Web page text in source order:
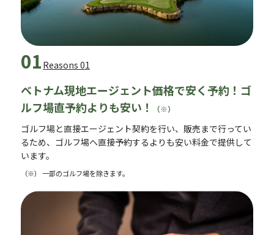
01 Reasons 01
ベトナム現地エージェント価格で安く予約！ゴ
ルフ場直予約よりも安い！
（※）
ゴルフ場と直接エージェント契約を行い、販売まで行ってい
るため、ゴルフ場へ直接予約するよりも安い料金で提供して
います。
（※） 一部のゴルフ場を除きます。